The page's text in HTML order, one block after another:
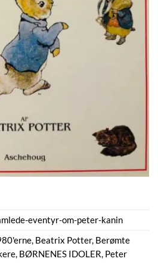
eventyr-om-peter-kanin
, Beatrix Potter, Berømte
, BØRNENES IDOLER, Peter